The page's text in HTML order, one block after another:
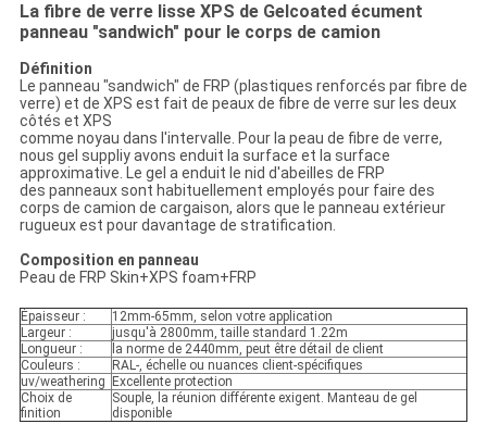
La fibre de verre lisse XPS de Gelcoated écument
panneau "sandwich" pour le corps de camion
Définition
Le panneau "sandwich" de FRP (plastiques renforcés par fibre de
verre) et de XPS est fait de peaux de fibre de verre sur les deux
côtés et XPS
comme noyau dans l'intervalle. Pour la peau de fibre de verre,
nous gel suppliy avons enduit la surface et la surface
approximative. Le gel a enduit le nid d'abeilles de FRP
des panneaux sont habituellement employés pour faire des
corps de camion de cargaison, alors que le panneau extérieur
rugueux est pour davantage de stratification.
Composition en panneau
Peau de FRP Skin+XPS foam+FRP
Épaisseur :
12mm-65mm, selon votre application
Largeur :
jusqu'à 2800mm, taille standard 1.22m
Longueur :
la norme de 2440mm, peut être détail de client
Couleurs :
RAL-, échelle ou nuances client-spécifiques
uv/weathering
Excellente protection
Choix de
finition
Souple, la réunion différente exigent. Manteau de gel
disponible